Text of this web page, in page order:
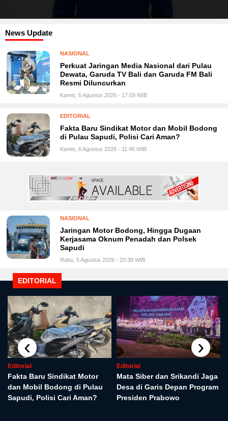
News Update
NASIONAL
Perkuat Jaringan Media Nasional dari Pulau
Dewata, Garuda TV Bali dan Garuda FM Bali
Resmi Diluncurkan
Kamis, 6 Agustus 2026 - 17:09 WIB
EDITORIAL
Fakta Baru Sindikat Motor dan Mobil Bodong
di Pulau Sapudi, Polisi Cari Aman?
Kamis, 6 Agustus 2026 - 11:46 WIB
NASIONAL
Jaringan Motor Bodong, Hingga Dugaan
Kerjasama Oknum Penadah dan Polsek
Sapudi
Rabu, 5 Agustus 2026 - 20:38 WIB
EDITORIAL
Editorial
Fakta Baru Sindikat Motor
dan Mobil Bodong di Pulau
Sapudi, Polisi Cari Aman?
Editorial
Mata Siber dan Srikandi Jaga
Desa di Garis Depan Program
Presiden Prabowo
‹ ›